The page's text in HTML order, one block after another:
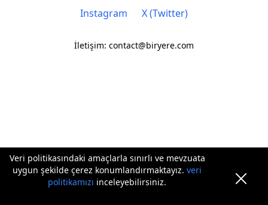
Veri politikasındaki amaçlarla sınırlı ve mevzuata
uygun şekilde çerez konumlandırmaktayız.veri
politikamızı inceleyebilirsiniz.
Instagram X (Twitter)
İletişim: contact@biryere.com